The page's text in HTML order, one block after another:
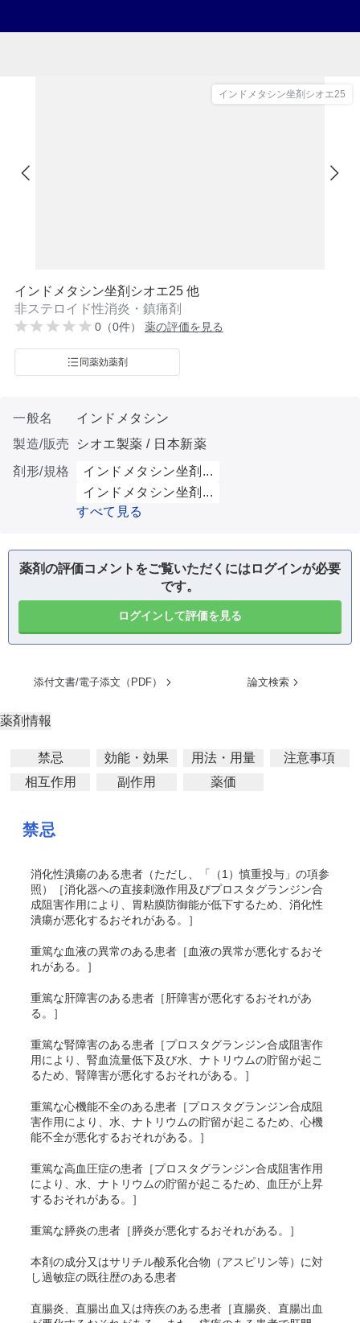
インドメタシン坐剤シオエ25
インドメタシン坐剤シオエ25 他
非ステロイド性消炎・鎮痛剤
0（0件） 薬の評価を見る
同薬効薬剤
一般名
インドメタシン
製造/販売
シオエ製薬 / 日本新薬
剤形/規格
インドメタシン坐剤...
インドメタシン坐剤...
すべて見る
薬剤の評価コメントをご覧いただくにはログインが必要
です。
ログインして評価を見る
添付文書/電子添文（PDF） 論文検索
薬剤情報
禁忌 効能・効果 用法・用量
注意事項
相互作用
副作用 薬価
禁忌
消化性潰瘍のある患者（ただし、「（1）慎重投与」の項参
照）［消化器への直接刺激作用及びプロスタグランジン合
成阻害作用により、胃粘膜防御能が低下するため、消化性
潰瘍が悪化するおそれがある。］
重篤な血液の異常のある患者［血液の異常が悪化するおそ
れがある。］
重篤な肝障害のある患者［肝障害が悪化するおそれがあ
る。］
重篤な腎障害のある患者［プロスタグランジン合成阻害作
用により、腎血流量低下及び水、ナトリウムの貯留が起こ
るため、腎障害が悪化するおそれがある。］
重篤な心機能不全のある患者［プロスタグランジン合成阻
害作用により、水、ナトリウムの貯留が起こるため、心機
能不全が悪化するおそれがある。］
重篤な高血圧症の患者［プロスタグランジン合成阻害作用
により、水、ナトリウムの貯留が起こるため、血圧が上昇
するおそれがある。］
重篤な膵炎の患者［膵炎が悪化するおそれがある。］
本剤の成分又はサリチル酸系化合物（アスピリン等）に対
し過敏症の既往歴のある患者
直腸炎、直腸出血又は痔疾のある患者［直腸炎、直腸出血